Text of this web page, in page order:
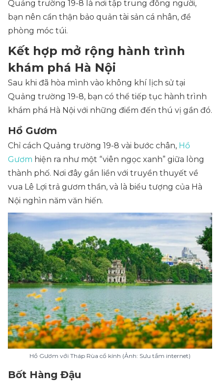
Quảng trường 19-8 là nơi tập trung đông người,
bạn nên cẩn thận bảo quản tài sản cá nhân, đề
phòng móc túi.
Kết hợp mở rộng hành trình
khám phá Hà Nội
Sau khi đã hòa mình vào không khí lịch sử tại
Quảng trường 19-8, bạn có thể tiếp tục hành trình
khám phá Hà Nội với những điểm đến thú vị gần đó.
Hồ Gươm
Chỉ cách Quảng trường 19-8 vài bước chân, Hồ
Gươm hiện ra như một “viên ngọc xanh” giữa lòng
thành phố. Nơi đây gắn liền với truyền thuyết về
vua Lê Lợi trả gươm thần, và là biểu tượng của Hà
Nội nghìn năm văn hiến.
Hồ Gươm với Tháp Rùa cổ kính (Ảnh: Sưu tầm internet)
Bốt Hàng Đậu